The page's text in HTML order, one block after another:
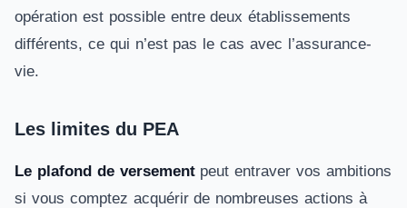
opération est possible entre deux établissements
différents, ce qui n’est pas le cas avec l’assurance-
vie.
Les limites du PEA
Le plafond de versement peut entraver vos ambitions
si vous comptez acquérir de nombreuses actions à